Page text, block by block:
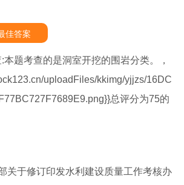
佳答案
题考查的是洞室开挖的围岩分类。，
uploadFiles/kkimg/yjjzs/16DC
总评分为75的
关于修订印发水利建设质量工作考核办